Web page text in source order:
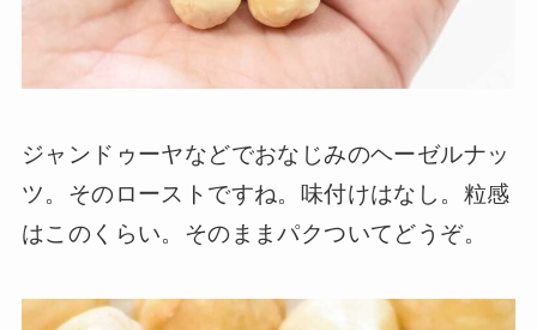
ジャンドゥーヤなどでおなじみのヘーゼルナッ
ツ。そのローストですね。味付けはなし。粒感
はこのくらい。そのままパクついてどうぞ。